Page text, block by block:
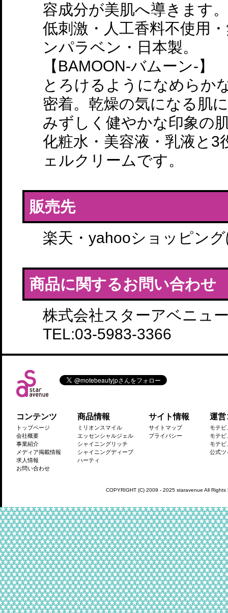
容成分が美肌へ導きます。
低刺激・人工香料不使用
ンパラベン・日本製。
【BAMOON-バムーン-】
とろけるようになめらか
密着。乾燥の気になる肌
みずしく健やかな印象の
化粧水・美容液・乳液と
ェルクリームです。
販売先
楽天・yahooショッピン
商品に関するお問い合わせ
株式会社スターアベニュ
TEL:03-5983-3366
コンテンツ
トップページ
会社概要
事業紹介
メディア掲載情報
求人情報
お問い合わせ
商品情報
ミリオンスマイル
エッセンシャルジェル
シャイニングリッチ
シャイニングディープ
ハーティ
サイト情報
サイトマップ
プライバシー
運営
モテビ
モテビ
モテビ
公式ツ
COPYRIGHT (C) 2009 - 2025 staravenue All Rights